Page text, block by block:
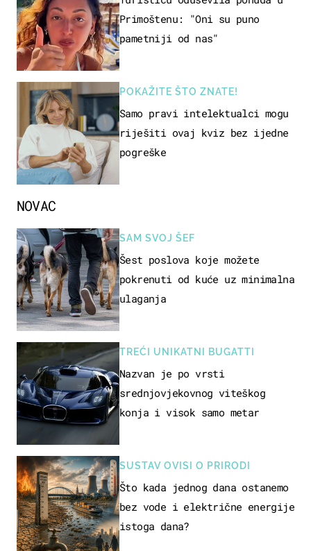
Primoštenu: "Oni su puno
pametniji od nas"
POKAŽITE ŠTO ZNATE!
Samo pravi intelektualci mogu
riješiti ovaj kviz bez ijedne
pogreške
NOVAC
SAM SVOJ ŠEF
Šest poslova koje možete
pokrenuti od kuće uz minimalna
ulaganja
TREĆI UNIKATNI BUGATTI
Nazvan je po vrsti
srednjovjekovnog viteškog
konja i visok samo metar
SUSTAV OVISI O PRIRODI
Što kada jednog dana ostanemo
bez vode i električne energije
istoga dana?